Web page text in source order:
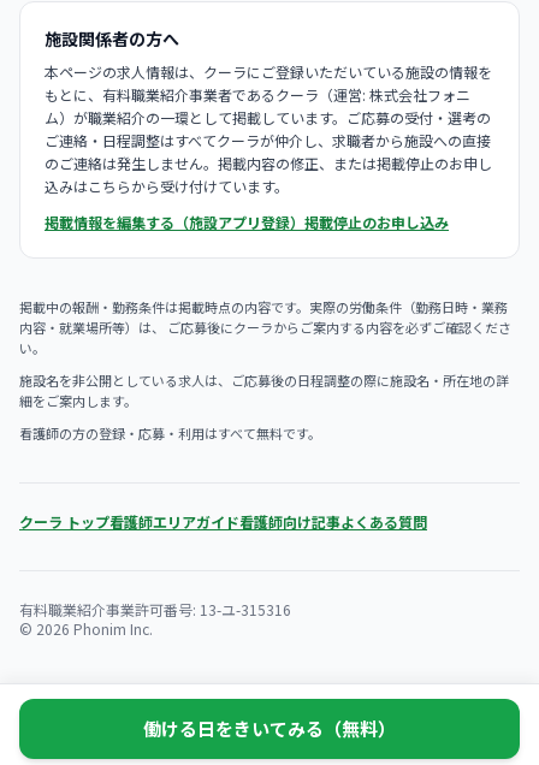
施設関係者の方へ
本ページの求人情報は、クーラにご登録いただいている施設の情報を
もとに、有料職業紹介事業者であるクーラ（運営: 株式会社フォニ
ム）が職業紹介の一環として掲載しています。ご応募の受付・選考の
ご連絡・日程調整はすべてクーラが仲介し、求職者から施設への直接
のご連絡は発生しません。掲載内容の修正、または掲載停止のお申し
込みはこちらから受け付けています。
掲載情報を編集する（施設アプリ登録） 掲載停止のお申し込み
掲載中の報酬・勤務条件は掲載時点の内容です。実際の労働条件（勤務日時・業務
内容・就業場所等）は、 ご応募後にクーラからご案内する内容を必ずご確認くださ
い。
施設名を非公開としている求人は、ご応募後の日程調整の際に施設名・所在地の詳
細をご案内します。
看護師の方の登録・応募・利用はすべて無料です。
クーラ トップ看護師エリアガイド看護師向け記事よくある質問
有料職業紹介事業許可番号: 13-ユ-315316
© 2026 Phonim Inc.
働ける日をきいてみる（無料）